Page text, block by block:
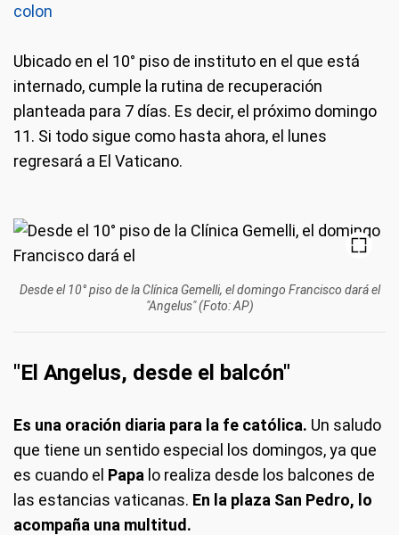
colon
Ubicado en el 10° piso de instituto en el que está
internado, cumple la rutina de recuperación
planteada para 7 días. Es decir, el próximo domingo
11. Si todo sigue como hasta ahora, el lunes
regresará a El Vaticano.
Desde el 10° piso de la Clínica Gemelli, el domingo Francisco dará el
"Angelus" (Foto: AP)
"El Angelus, desde el balcón"
Es una oración diaria para la fe católica. Un saludo
que tiene un sentido especial los domingos, ya que
es cuando el Papa lo realiza desde los balcones de
las estancias vaticanas. En la plaza San Pedro, lo
acompaña una multitud.